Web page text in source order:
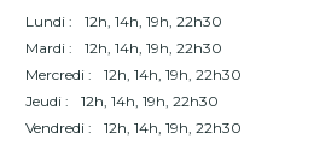
Lundi :
12h, 14h, 19h, 22h30
Mardi :
12h, 14h, 19h, 22h30
Mercredi :
12h, 14h, 19h, 22h30
Jeudi :
12h, 14h, 19h, 22h30
Vendredi :
12h, 14h, 19h, 22h30